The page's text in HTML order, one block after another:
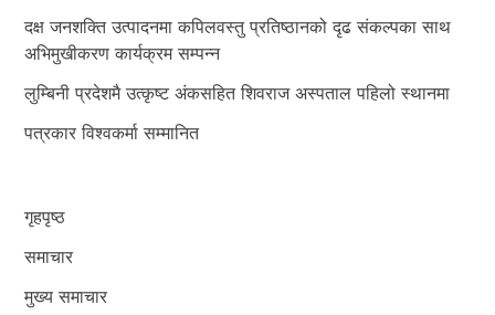
दक्ष जनशक्ति उत्पादनमा कपिलवस्तु प्रतिष्ठानको दृढ संकल्पका साथ
अभिमुखीकरण कार्यक्रम सम्पन्न
लुम्बिनी प्रदेशमै उत्कृष्ट अंकसहित शिवराज अस्पताल पहिलो स्थानमा
पत्रकार विश्वकर्मा सम्मानित
गृहपृष्ठ
समाचार
मुख्य समाचार